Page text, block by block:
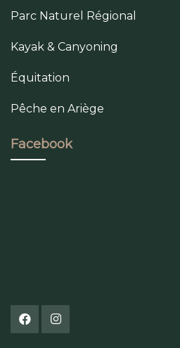
Parc Naturel Régional
Kayak & Canyoning
Équitation
Pêche en Ariège
Facebook